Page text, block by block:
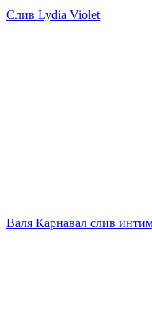
Слив Lydia Violet
Валя Карнавал слив